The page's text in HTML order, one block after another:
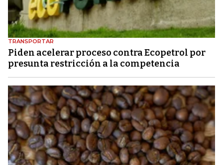
TRANSPORTAR
Piden acelerar proceso contra Ecopetrol por
presunta restricción a la competencia